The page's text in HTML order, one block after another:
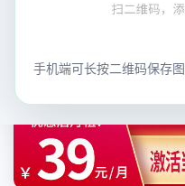
手机端可长按二维码保存